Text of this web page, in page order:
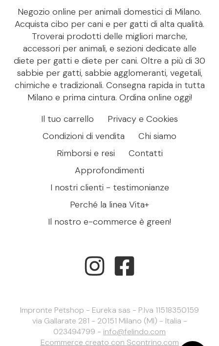
Negozio online per animali domestici di Milano.
Acquista cibo per cani e per gatti di alta qualità.
Troverai prodotti delle migliori marche,
accessori per animali, e sezioni dedicate alle
diete per gatti e diete per cani. Oltre a più di 30
sabbie per gatti, sabbie agglomeranti, vegetali,
chimiche e tradizionali. Consegna rapida in tutta
Milano e prima cintura. Ordina online oggi!
Il tuo carrello
Privacy e Cookies
Condizioni di vendita
Chi siamo
Rimborsi e resi
Contatti
Approfondimenti
I nostri clienti - testimonianze
Perché la linea Vita+
Il nostro e-commerce è green!
Impronte Petshop - Eureka sas - P.Iva 11518350159
via Gallarate 281 - 20151 Milano (MI) - Italia -
023494799 - info@felindo.com
Ecommerce creato con Scontrino.com